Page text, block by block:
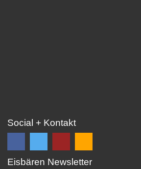
Social + Kontakt
Folge Folge EC
Falls
Eisbären Newsletter